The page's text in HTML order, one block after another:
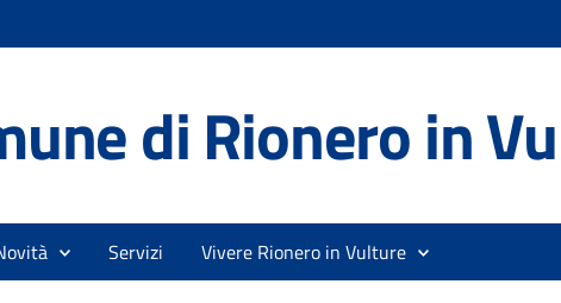
di Rionero in
Servizi Vivere Rionero in Vulture